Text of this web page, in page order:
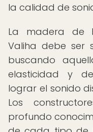
la calidad de
La madera de
Valiha debe ser
buscando
elasticidad y
lograr el sonido
Los
profundo